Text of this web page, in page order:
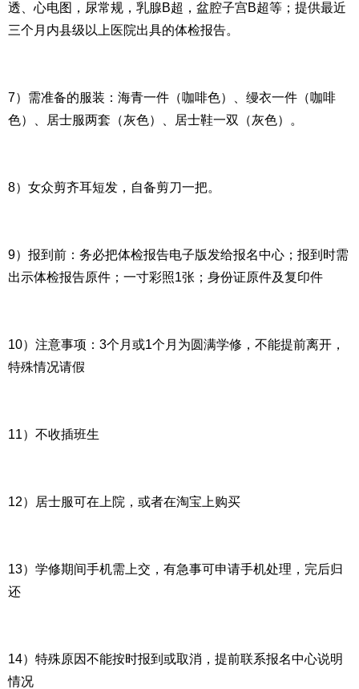
透、心电图，尿常规，乳腺B超，盆腔子宫B超等；提供最近
三个月内县级以上医院出具的体检报告。
7）需准备的服装：海青一件（咖啡色）、缦衣一件（咖啡
色）、居士服两套（灰色）、居士鞋一双（灰色）。
8）女众剪齐耳短发，自备剪刀一把。
9）报到前：务必把体检报告电子版发给报名中心；报到时需
出示体检报告原件；一寸彩照1张；身份证原件及复印件
10）注意事项：3个月或1个月为圆满学修，不能提前离开，
特殊情况请假
11）不收插班生
12）居士服可在上院，或者在淘宝上购买
13）学修期间手机需上交，有急事可申请手机处理，完后归
还
14）特殊原因不能按时报到或取消，提前联系报名中心说明
情况